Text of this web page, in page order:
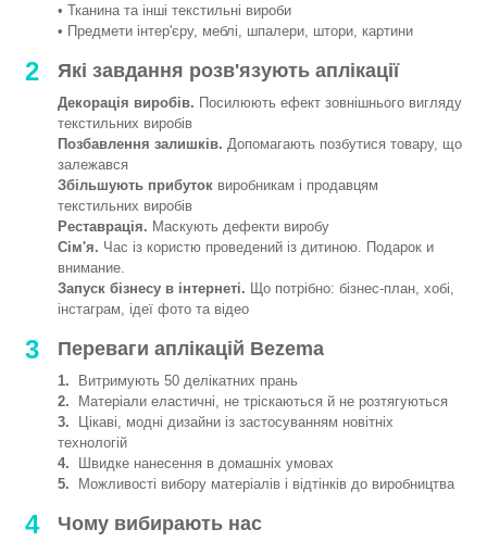
• Тканина та інші текстильні вироби
• Предмети інтер'єру, меблі, шпалери, штори, картини
2 Які завдання розв'язують аплікації
Декорація виробів. Посилюють ефект зовнішнього вигляду
текстильних виробів
Позбавлення залишків. Допомагають позбутися товару, що
залежався
Збільшують прибуток виробникам і продавцям
текстильних виробів
Реставрація. Маскують дефекти виробу
Сім'я. Час із користю проведений із дитиною. Подарок и
внимание.
Запуск бізнесу в інтернеті. Що потрібно: бізнес-план, хобі,
інстаграм, ідеї фото та відео
3 Переваги аплікацій Bezema
1. Витримують 50 делікатних прань
2. Матеріали еластичні, не тріскаються й не розтягуються
3. Цікаві, модні дизайни із застосуванням новітніх
технологій
4. Швидке нанесення в домашніх умовах
5. Можливості вибору матеріалів і відтінків до виробництва
4 Чому вибирають нас